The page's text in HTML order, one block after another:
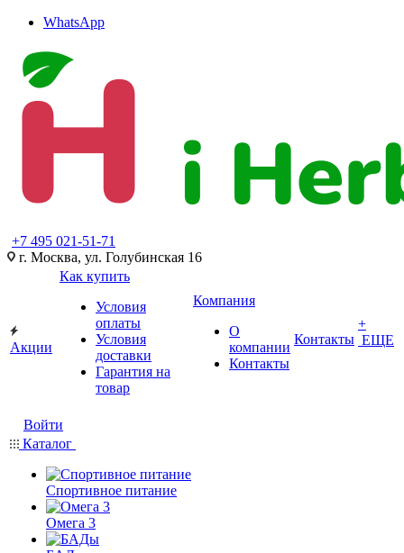
WhatsApp
+7 495 021-51-71
г. Москва, ул. Голубинская 16
Акции
Как купить
Условия
оплаты
Условия
доставки
Гарантия на
товар
Компания
О
компании
Контакты
Контакты
+
ЕЩЕ
Войти
Каталог
Спортивное питание
Омега 3